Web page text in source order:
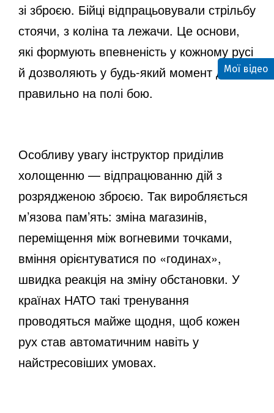
e
o
зі зброєю. Бійці відпрацьовували стрільбу
стоячи, з коліна та лежачи. Це основи,
які формують впевненість у кожному русі
й дозволяють у будь-який момент діяти
правильно на полі бою.
Особливу увагу інструктор приділив
холощенню — відпрацюванню дій з
розрядженою зброєю. Так виробляється
м’язова пам’ять: зміна магазинів,
переміщення між вогневими точками,
вміння орієнтуватися по «годинах»,
швидка реакція на зміну обстановки. У
країнах НАТО такі тренування
проводяться майже щодня, щоб кожен
рух став автоматичним навіть у
найстресовіших умовах.
Мої відео